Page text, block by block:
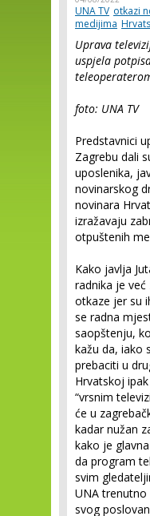
UNA TV otkazi
medijima
Uprava
uspjela
foto: UNA TV
Predstavnici
Zagrebu dali
uposlenika,
novinarskog
novinara
izražavaju
otpuštenih
Kako javlja
radnika je
otkaze jer su
se radna
saopštenju,
kažu da, iako
prebaciti u
Hrvatskoj
“vrsnim
će u
kadar nužan
kako je
da program
svim
UNA trenutno
svog